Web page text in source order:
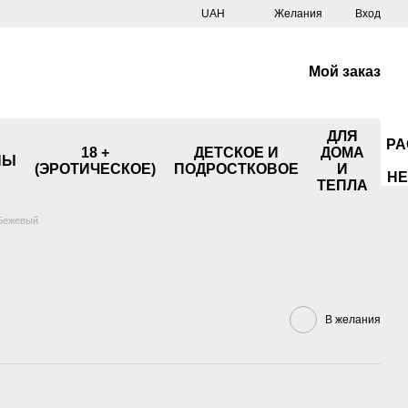
UAH Желания Вход
Мой заказ
18 +
(ЭРОТИЧЕСКОЕ)
ДЕТСКОЕ И
ПОДРОСТКОВОЕ
ДЛЯ
ДОМА
И
ТЕПЛА
В желания